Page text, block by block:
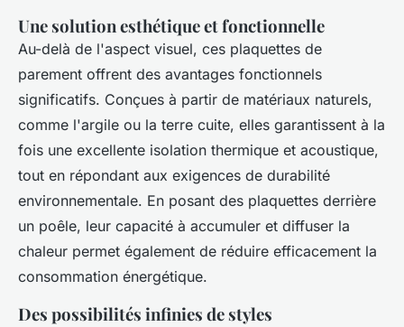
Une solution esthétique et fonctionnelle
Au-delà de l'aspect visuel, ces plaquettes de
parement offrent des avantages fonctionnels
significatifs. Conçues à partir de matériaux naturels,
comme l'argile ou la terre cuite, elles garantissent à la
fois une excellente isolation thermique et acoustique,
tout en répondant aux exigences de durabilité
environnementale. En posant des plaquettes derrière
un poêle, leur capacité à accumuler et diffuser la
chaleur permet également de réduire efficacement la
consommation énergétique.
Des possibilités infinies de styles